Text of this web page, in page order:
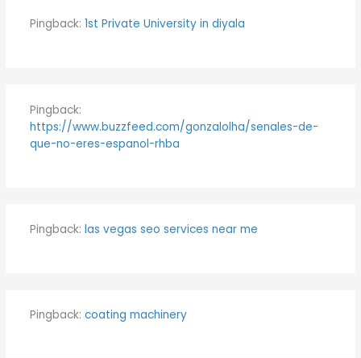
Pingback: 1st Private University in diyala
Pingback:
https://www.buzzfeed.com/gonzalolha/senales-de-
que-no-eres-espanol-rhba
Pingback: las vegas seo services near me
Pingback: coating machinery